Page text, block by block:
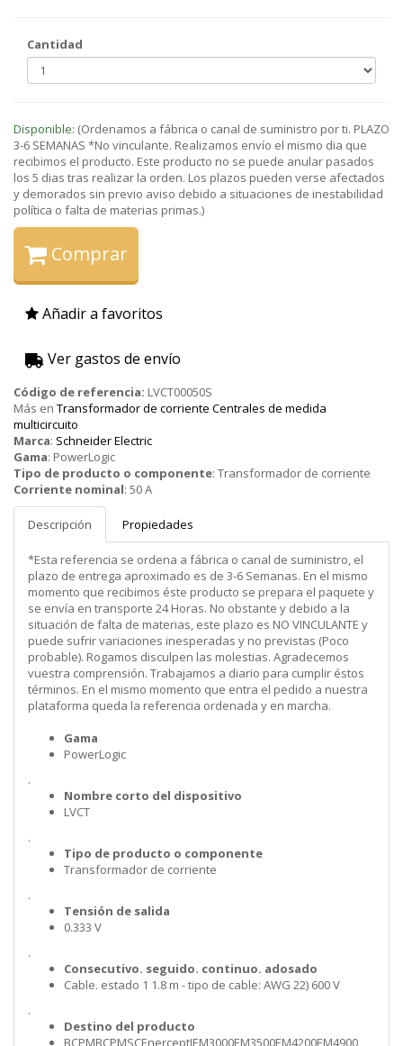
Cantidad
Disponible: (Ordenamos a fábrica o canal de suministro por ti. PLAZO
3-6 SEMANAS *No vinculante. Realizamos envío el mismo dia que
recibimos el producto. Este producto no se puede anular pasados
los 5 dias tras realizar la orden. Los plazos pueden verse afectados
y demorados sin previo aviso debido a situaciones de inestabilidad
política o falta de materias primas.)
Comprar
Añadir a favoritos
Ver gastos de envío
Código de referencia: LVCT00050S
Más en Transformador de corriente Centrales de medida
multicircuito
Marca: Schneider Electric
Gama: PowerLogic
Tipo de producto o componente: Transformador de corriente
Corriente nominal: 50 A
Descripción Propiedades
*Esta referencia se ordena a fábrica o canal de suministro, el
plazo de entrega aproximado es de 3-6 Semanas. En el mismo
momento que recibimos éste producto se prepara el paquete y
se envía en transporte 24 Horas. No obstante y debido a la
situación de falta de materias, este plazo es NO VINCULANTE y
puede sufrir variaciones inesperadas y no previstas (Poco
probable). Rogamos disculpen las molestias. Agradecemos
vuestra comprensión. Trabajamos a diario para cumplir éstos
términos. En el mismo momento que entra el pedido a nuestra
plataforma queda la referencia ordenada y en marcha.
Gama
PowerLogic
.
Nombre corto del dispositivo
LVCT
.
Tipo de producto o componente
Transformador de corriente
.
Tensión de salida
0.333 V
.
Consecutivo. seguido. continuo. adosado
Cable. estado 1 1.8 m - tipo de cable: AWG 22) 600 V
.
Destino del producto
BCPMBCPMSCEnerceptIEM3000EM3500EM4200EM4900